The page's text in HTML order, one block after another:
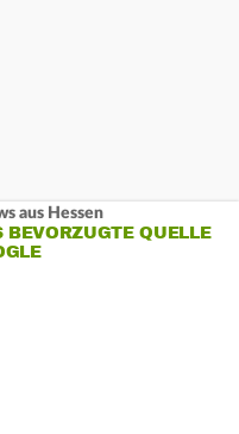
aus Hessen
BEVORZUGTE QUELLE